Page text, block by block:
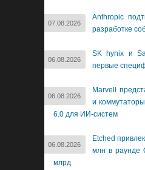
07.08.2026
Anthropic
разработке
06.08.2026
SK hynix и
первые
06.08.2026
Marvell
и
6.0 для ИИ-систем
06.08.2026
Etched
млн в раунде
млрд